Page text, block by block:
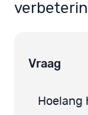
Vraag
Hoelang